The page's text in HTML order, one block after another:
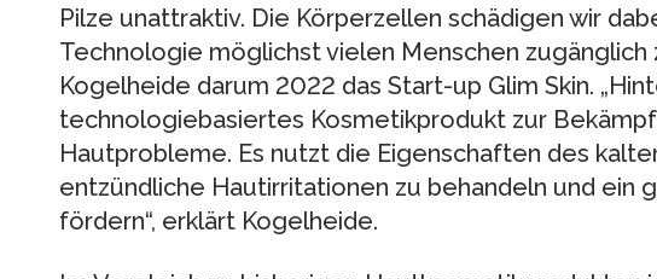
Pilze unattraktiv. Die Körperzellen schädigen wir
Technologie möglichst vielen Menschen zugänglich
Kogelheide darum 2022 das Start-up Glim Skin.
technologiebasiertes Kosmetikprodukt zur
Hautprobleme. Es nutzt die Eigenschaften des
entzündliche Hautirritationen zu behandeln und ein
fördern“, erklärt Kogelheide.